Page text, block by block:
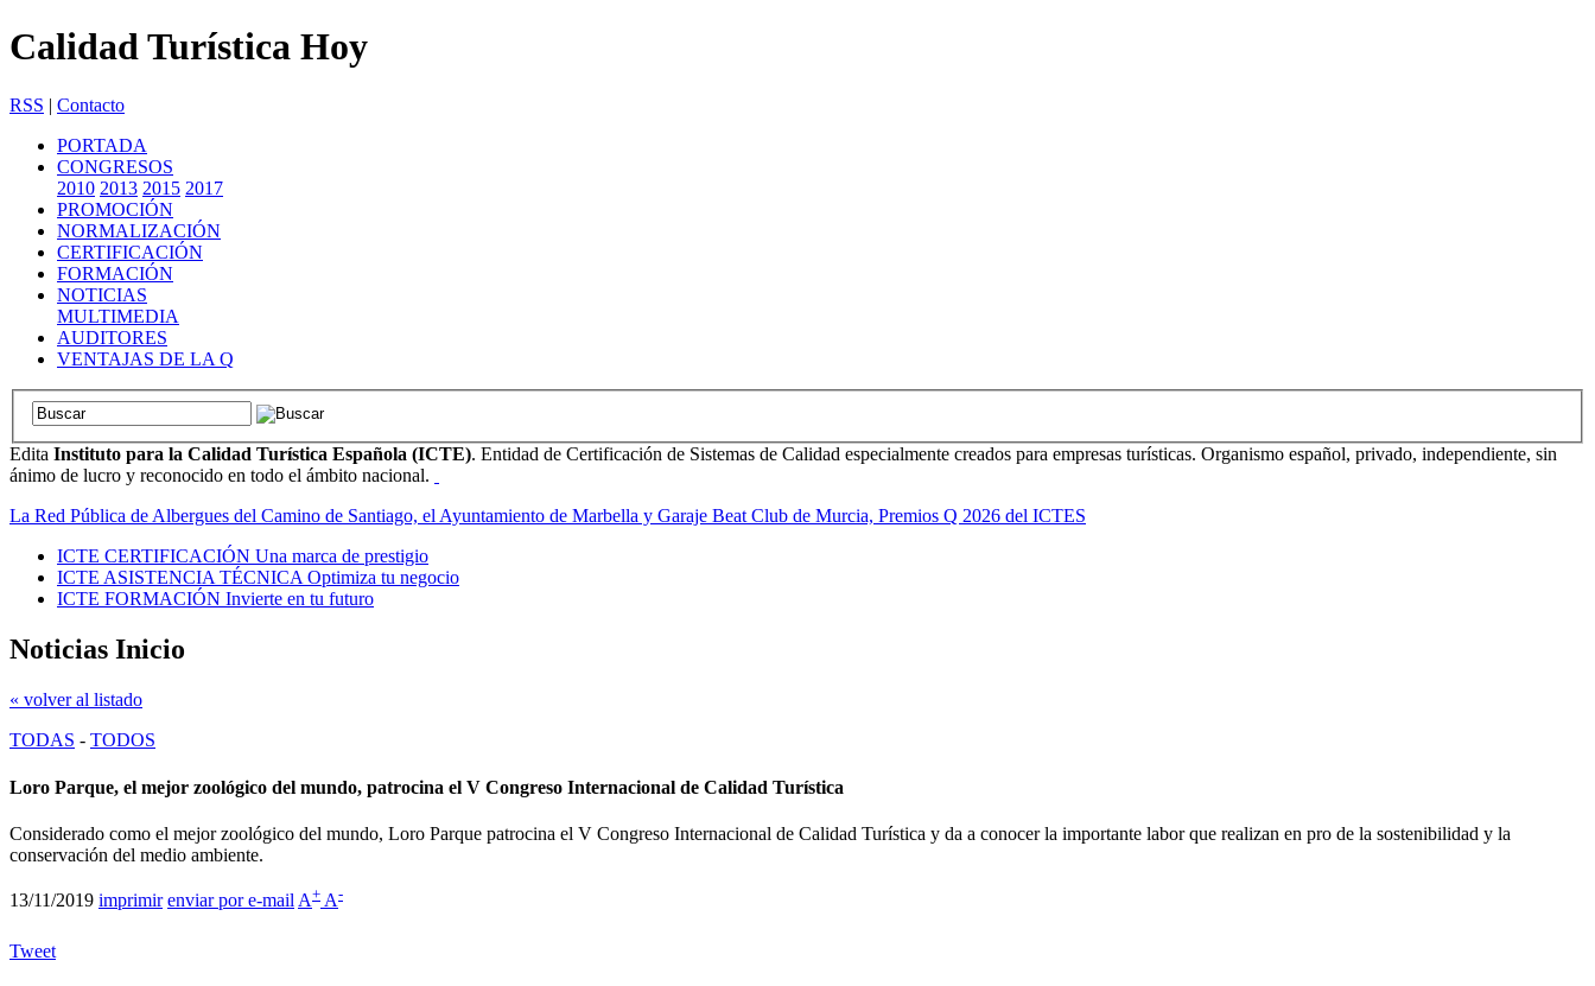
Calidad Turística Hoy
RSS | Contacto
PORTADA
CONGRESOS
2010 2013 2015 2017
PROMOCIÓN
NORMALIZACIÓN
CERTIFICACIÓN
FORMACIÓN
NOTICIAS
MULTIMEDIA
AUDITORES
VENTAJAS DE LA Q
Edita Instituto para la Calidad Turística Española (ICTE). Entidad de Certificación de Sistemas de Calidad especialmente creados para empresas turísticas. Organismo español, privado, independiente, sin
ánimo de lucro y reconocido en todo el ámbito nacional.
La Red Pública de Albergues del Camino de Santiago, el Ayuntamiento de Marbella y Garaje Beat Club de Murcia, Premios Q 2026 del ICTES
ICTE CERTIFICACIÓN Una marca de prestigio
ICTE ASISTENCIA TÉCNICA Optimiza tu negocio
ICTE FORMACIÓN Invierte en tu futuro
Noticias Inicio
« volver al listado
TODAS - TODOS
Loro Parque, el mejor zoológico del mundo, patrocina el V Congreso Internacional de Calidad Turística
Considerado como el mejor zoológico del mundo, Loro Parque patrocina el V Congreso Internacional de Calidad Turística y da a conocer la importante labor que realizan en pro de la sostenibilidad y la
conservación del medio ambiente.
13/11/2019 imprimir enviar por e-mail A+ A-
Tweet